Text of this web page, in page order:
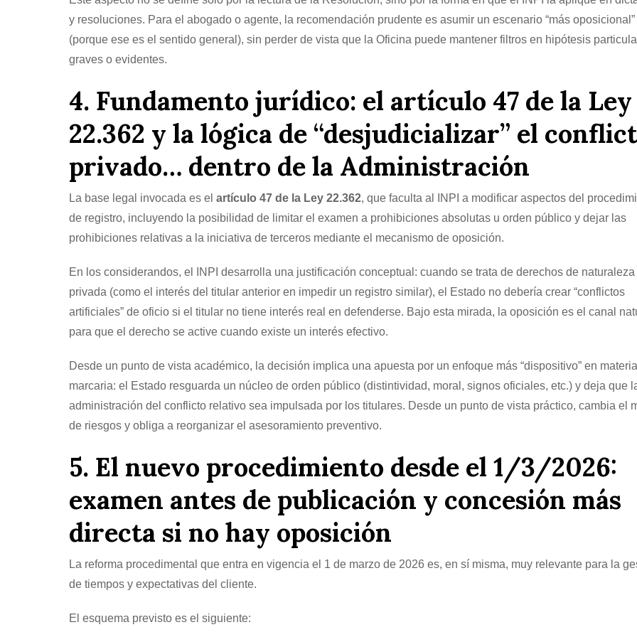
y resoluciones. Para el abogado o agente, la recomendación prudente es asumir un escenario “más oposicional”
(porque ese es el sentido general), sin perder de vista que la Oficina puede mantener filtros en hipótesis
graves o evidentes.
4. Fundamento jurídico: el artículo 47 de la Ley
22.362 y la lógica de “desjudicializar” el
privado… dentro de la Administración
La base legal invocada es el artículo 47 de la Ley 22.362, que faculta al INPI a modificar aspectos del
de registro, incluyendo la posibilidad de limitar el examen a prohibiciones absolutas u orden público y dejar las
prohibiciones relativas a la iniciativa de terceros mediante el mecanismo de oposición.
En los considerandos, el INPI desarrolla una justificación conceptual: cuando se trata de derechos de naturaleza
privada (como el interés del titular anterior en impedir un registro similar), el Estado no debería crear “conflictos
artificiales” de oficio si el titular no tiene interés real en defenderse. Bajo esta mirada, la oposición es el canal
para que el derecho se active cuando existe un interés efectivo.
Desde un punto de vista académico, la decisión implica una apuesta por un enfoque más “dispositivo” en materia
marcaria: el Estado resguarda un núcleo de orden público (distintividad, moral, signos oficiales, etc.) y deja que
administración del conflicto relativo sea impulsada por los titulares. Desde un punto de vista práctico, cambia el
de riesgos y obliga a reorganizar el asesoramiento preventivo.
5. El nuevo procedimiento desde el 1/3/2026:
examen antes de publicación y concesión más
directa si no hay oposición
La reforma procedimental que entra en vigencia el 1 de marzo de 2026 es, en sí misma, muy relevante para la
de tiempos y expectativas del cliente.
El esquema previsto es el siguiente: